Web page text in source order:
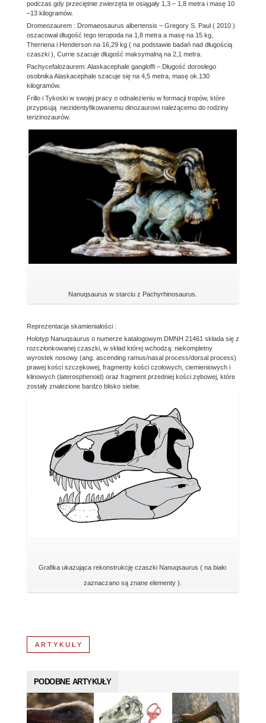
podczas gdy przeciętnie zwierzęta te osiągały 1,3 – 1,8 metra i masę 10
–13 kilogramów.
Dromeozaurem : Dromaeosaurus albertensis – Gregory S. Paul ( 2010 )
oszacował długość tego teropoda na 1,8 metra a masę na 15 kg,
Therriena i Henderson na 16,29 kg ( na podstawie badań nad długością
czaszki ), Currie szacuje długość maksymalną na 2,1 metra.
Pachycefalozaurem: Alaskacephale gangloffi – Długość dorosłego
osobnika Alaskacephale szacuje się na 4,5 metra, masę ok.130
kilogramów.
Frillo i Tykoski w swojej pracy o odnalezieniu w formacji tropów, które
przypisują niezidentyfikowanemu dinozaurowi należącemu do rodziny
terizinozaurów.
Nanuqsaurus w starciu z Pachyrhinosaurus.
Reprezentacja skamieniałości :
Holotyp Nanuqsaurus o numerze katalogowym DMNH 21461 składa się z
rozczłonkowanej czaszki, w skład której wchodzą: niekompletny
wyrostek nosowy (ang. ascending ramus/nasal process/dorsal process)
prawej kości szczękowej, fragmenty kości czołowych, ciemieniowych i
klinowych (laterosphenoid) oraz fragment przedniej kości zębowej, które
zostały znalezione bardzo blisko siebie.
Grafika ukazująca rekonstrukcję czaszki Nanuqsaurus ( na biało
zaznaczano są znane elementy ).
ARTYKUŁY
PODOBNE ARTYKUŁY